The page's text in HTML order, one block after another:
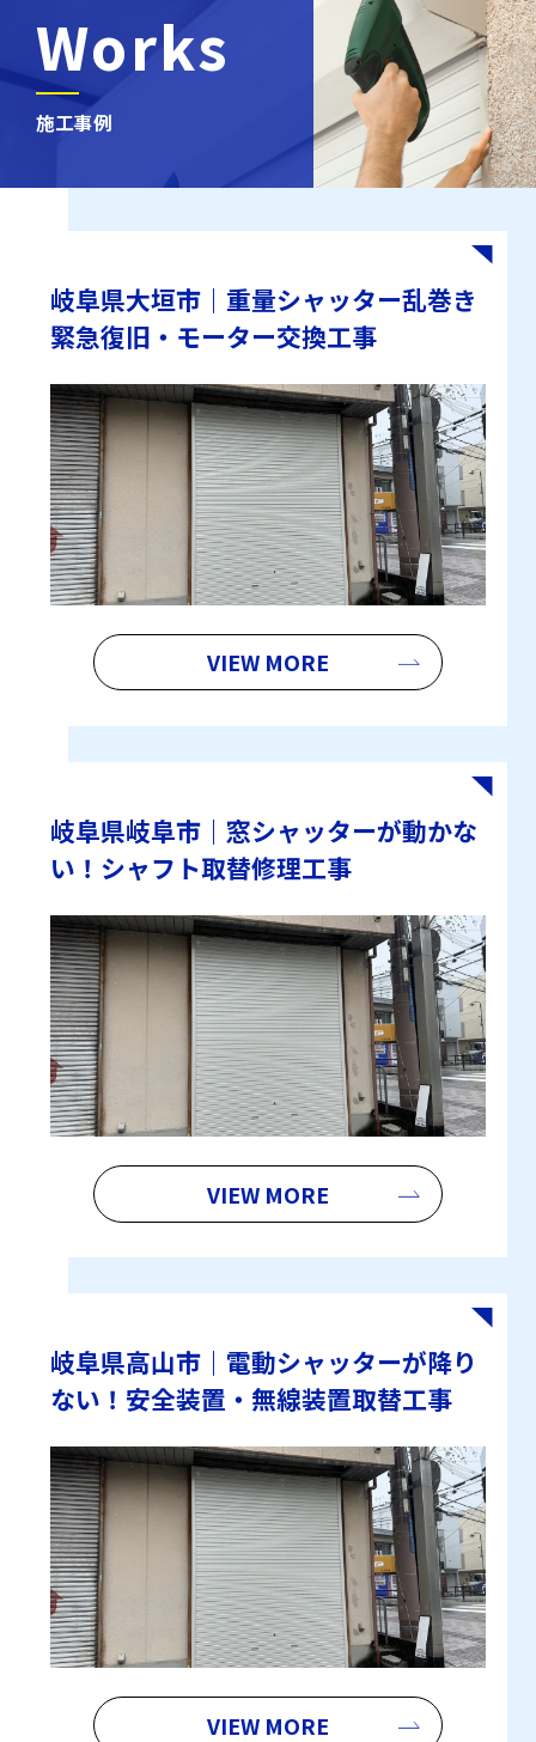
Works
施工事例
岐阜県大垣市｜重量シャッター乱巻き
緊急復旧・モーター交換工事
VIEW MORE
岐阜県岐阜市｜窓シャッターが動かな
い！シャフト取替修理工事
VIEW MORE
岐阜県高山市｜電動シャッターが降り
ない！安全装置・無線装置取替工事
VIEW MORE